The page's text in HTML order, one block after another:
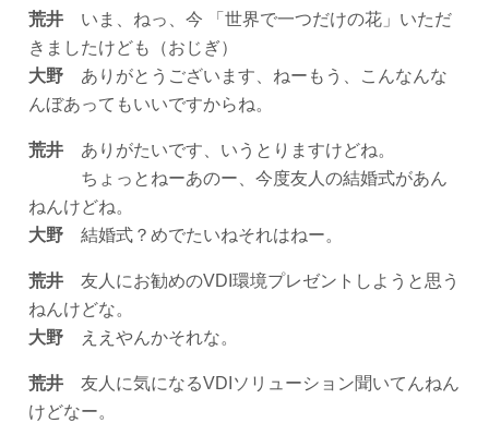
荒井いま、ねっ、今 「世界で一つだけの花」いただ
きましたけども（おじぎ）
大野ありがとうございます、ねーもう、こんなんな
んぼあってもいいですからね。
荒井ありがたいです、いうとりますけどね。
ちょっとねーあのー、今度友人の結婚式があん
ねんけどね。
大野結婚式？めでたいねそれはねー。
荒井友人にお勧めのVDI環境プレゼントしようと思う
ねんけどな。
大野ええやんかそれな。
荒井友人に気になるVDIソリューション聞いてんねん
けどなー。